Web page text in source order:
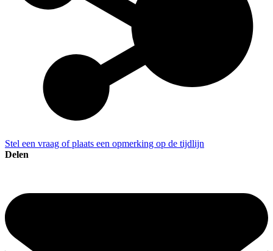
Stel een vraag of plaats een opmerking op de tijdlijn
Delen